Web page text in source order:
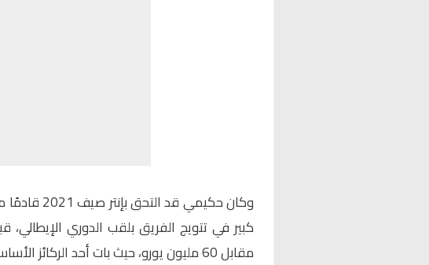
وكان حكيمي
كبير في تتويج الفريق بلقب الدوري
مقابل 60 مليون يورو، حيث بات أحد الركائز الأساسية في تشكيلة الفريق.